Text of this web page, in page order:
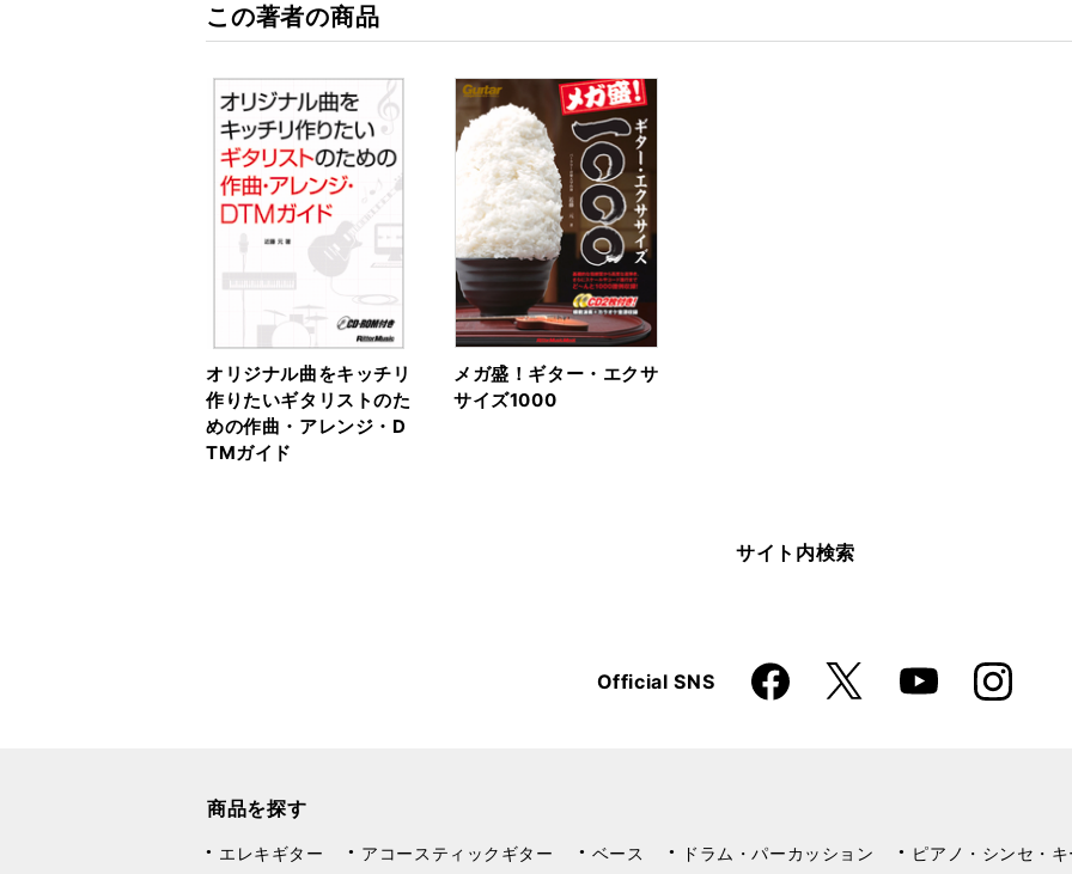
この著者の商品
オリジナル曲をキッチリ
作りたいギタリストのた
めの作曲・アレンジ・D
TMガイド
メガ盛！ギター・エクサ
サイズ1000
サイト内検索
Official SNSFaceboo
k
X YouTube Instagra
m
商品を探す
エレキギター アコースティックギター ベース ドラム・パーカッション ピアノ・シンセ・キ